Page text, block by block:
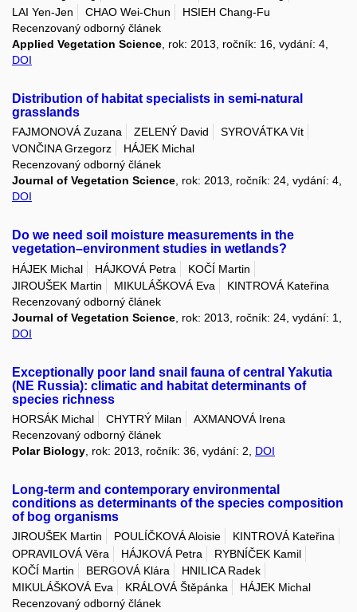
LAI Yen-Jen
CHAO Wei-Chun
HSIEH Chang-Fu
Recenzovaný odborný článek
Applied Vegetation Science , rok: 2013, ročník: 16, vydání: 4,
DOI
Distribution of habitat specialists in semi-natural
grasslands
FAJMONOVÁ Zuzana ZELENÝ David
SYROVÁTKA Vít
VONČINA Grzegorz
HÁJEK Michal
Recenzovaný odborný článek
Journal of Vegetation Science, rok: 2013, ročník: 24, vydání: 4,
DOI
Do we need soil moisture measurements in the
vegetation–environment studies in wetlands?
HÁJEK Michal HÁJKOVÁ Petra
KOČÍ Martin
JIROUŠEK Martin
MIKULÁŠKOVÁ Eva
KINTROVÁ Kateřina
Recenzovaný odborný článek
Journal of Vegetation Science , rok: 2013, ročník: 24, vydání: 1,
DOI
Exceptionally poor land snail fauna of central Yakutia
(NE Russia): climatic and habitat determinants of
species richness
HORSÁK Michal CHYTRÝ Milan
AXMANOVÁ Irena
Recenzovaný odborný článek
Polar Biology , rok: 2013, ročník: 36, vydání: 2, DOI
Long-term and contemporary environmental
conditions as determinants of the species composition
of bog organisms
JIROUŠEK Martin POULÍČKOVÁ Aloisie
KINTROVÁ Kateřina
OPRAVILOVÁ Věra
HÁJKOVÁ Petra
RYBNÍČEK Kamil
KOČÍ Martin
BERGOVÁ Klára
HNILICA Radek
MIKULÁŠKOVÁ Eva
KRÁLOVÁ Štěpánka
HÁJEK Michal
Recenzovaný odborný článek